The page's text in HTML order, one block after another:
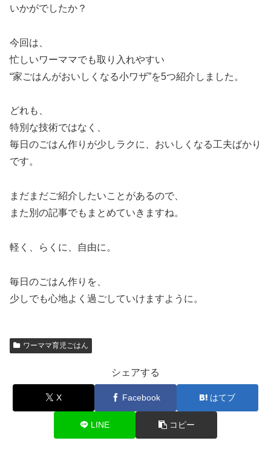
いかがでしたか？
今回は、
忙しいワーママでも取り入れやすい
“家ごはんがおいしくなる小ワザ”を5つ紹介しました。
どれも、
特別な技術ではなく、
毎日のごはん作りが少しラクに、おいしくなる工夫ばかり
です。
まだまだご紹介したいことがあるので、
また別の記事でもまとめていきますね。
軽く、らくに、自由に。
毎日のごはん作りを、
少しでも心地よく過ごしていけますように。
ワーママ育児ごはん
シェアする
X Facebook はてブ
LINE コピー